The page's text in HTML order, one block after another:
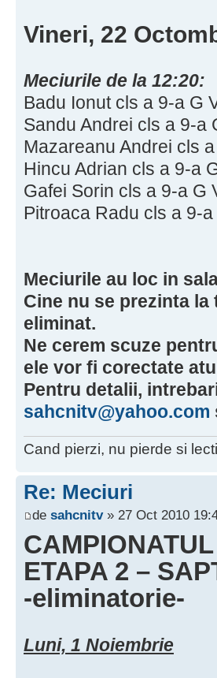
Vineri, 22
Meciurile de la 12:20:
Badu Ionut cls a 9-a G
Sandu Andrei cls a 9-a
Mazareanu Andrei cls
Hincu Adrian cls a 9-a
Gafei Sorin cls a 9-a G
Pitroaca Radu cls a 9-
Meciurile au loc in
Cine nu se prezinta
eliminat.
Ne cerem scuze
ele vor fi corectate
Pentru detalii,
sahcnitv@yahoo.com
Cand pierzi, nu pierde si
Re: Meciuri
de sahcnitv» 27 Oct 2010
ETAPA 2 –
-eliminatorie-
Luni, 1 Noiembrie